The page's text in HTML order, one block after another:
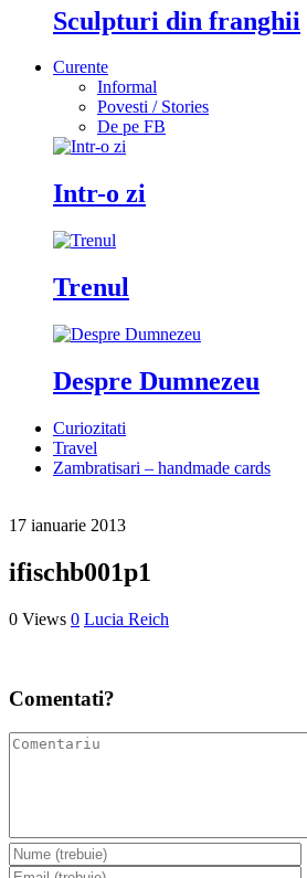
Sculpturi din franghii
Curente
Informal
Povesti / Stories
De pe FB
Intr-o zi
Trenul
Despre Dumnezeu
Curiozitati
Travel
Zambratisari – handmade cards
17 ianuarie 2013
ifischb001p1
0 Views 0 Lucia Reich
Comentati?